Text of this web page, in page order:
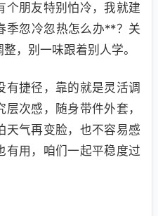
个朋友特别怕冷，我就建
季忽冷忽热怎么办**？关
，别一味跟着别人学。
有捷径，靠的就是灵活调
次感，随身带件外套，
天气再变脸，也不容易感
有用，咱们一起平稳度过